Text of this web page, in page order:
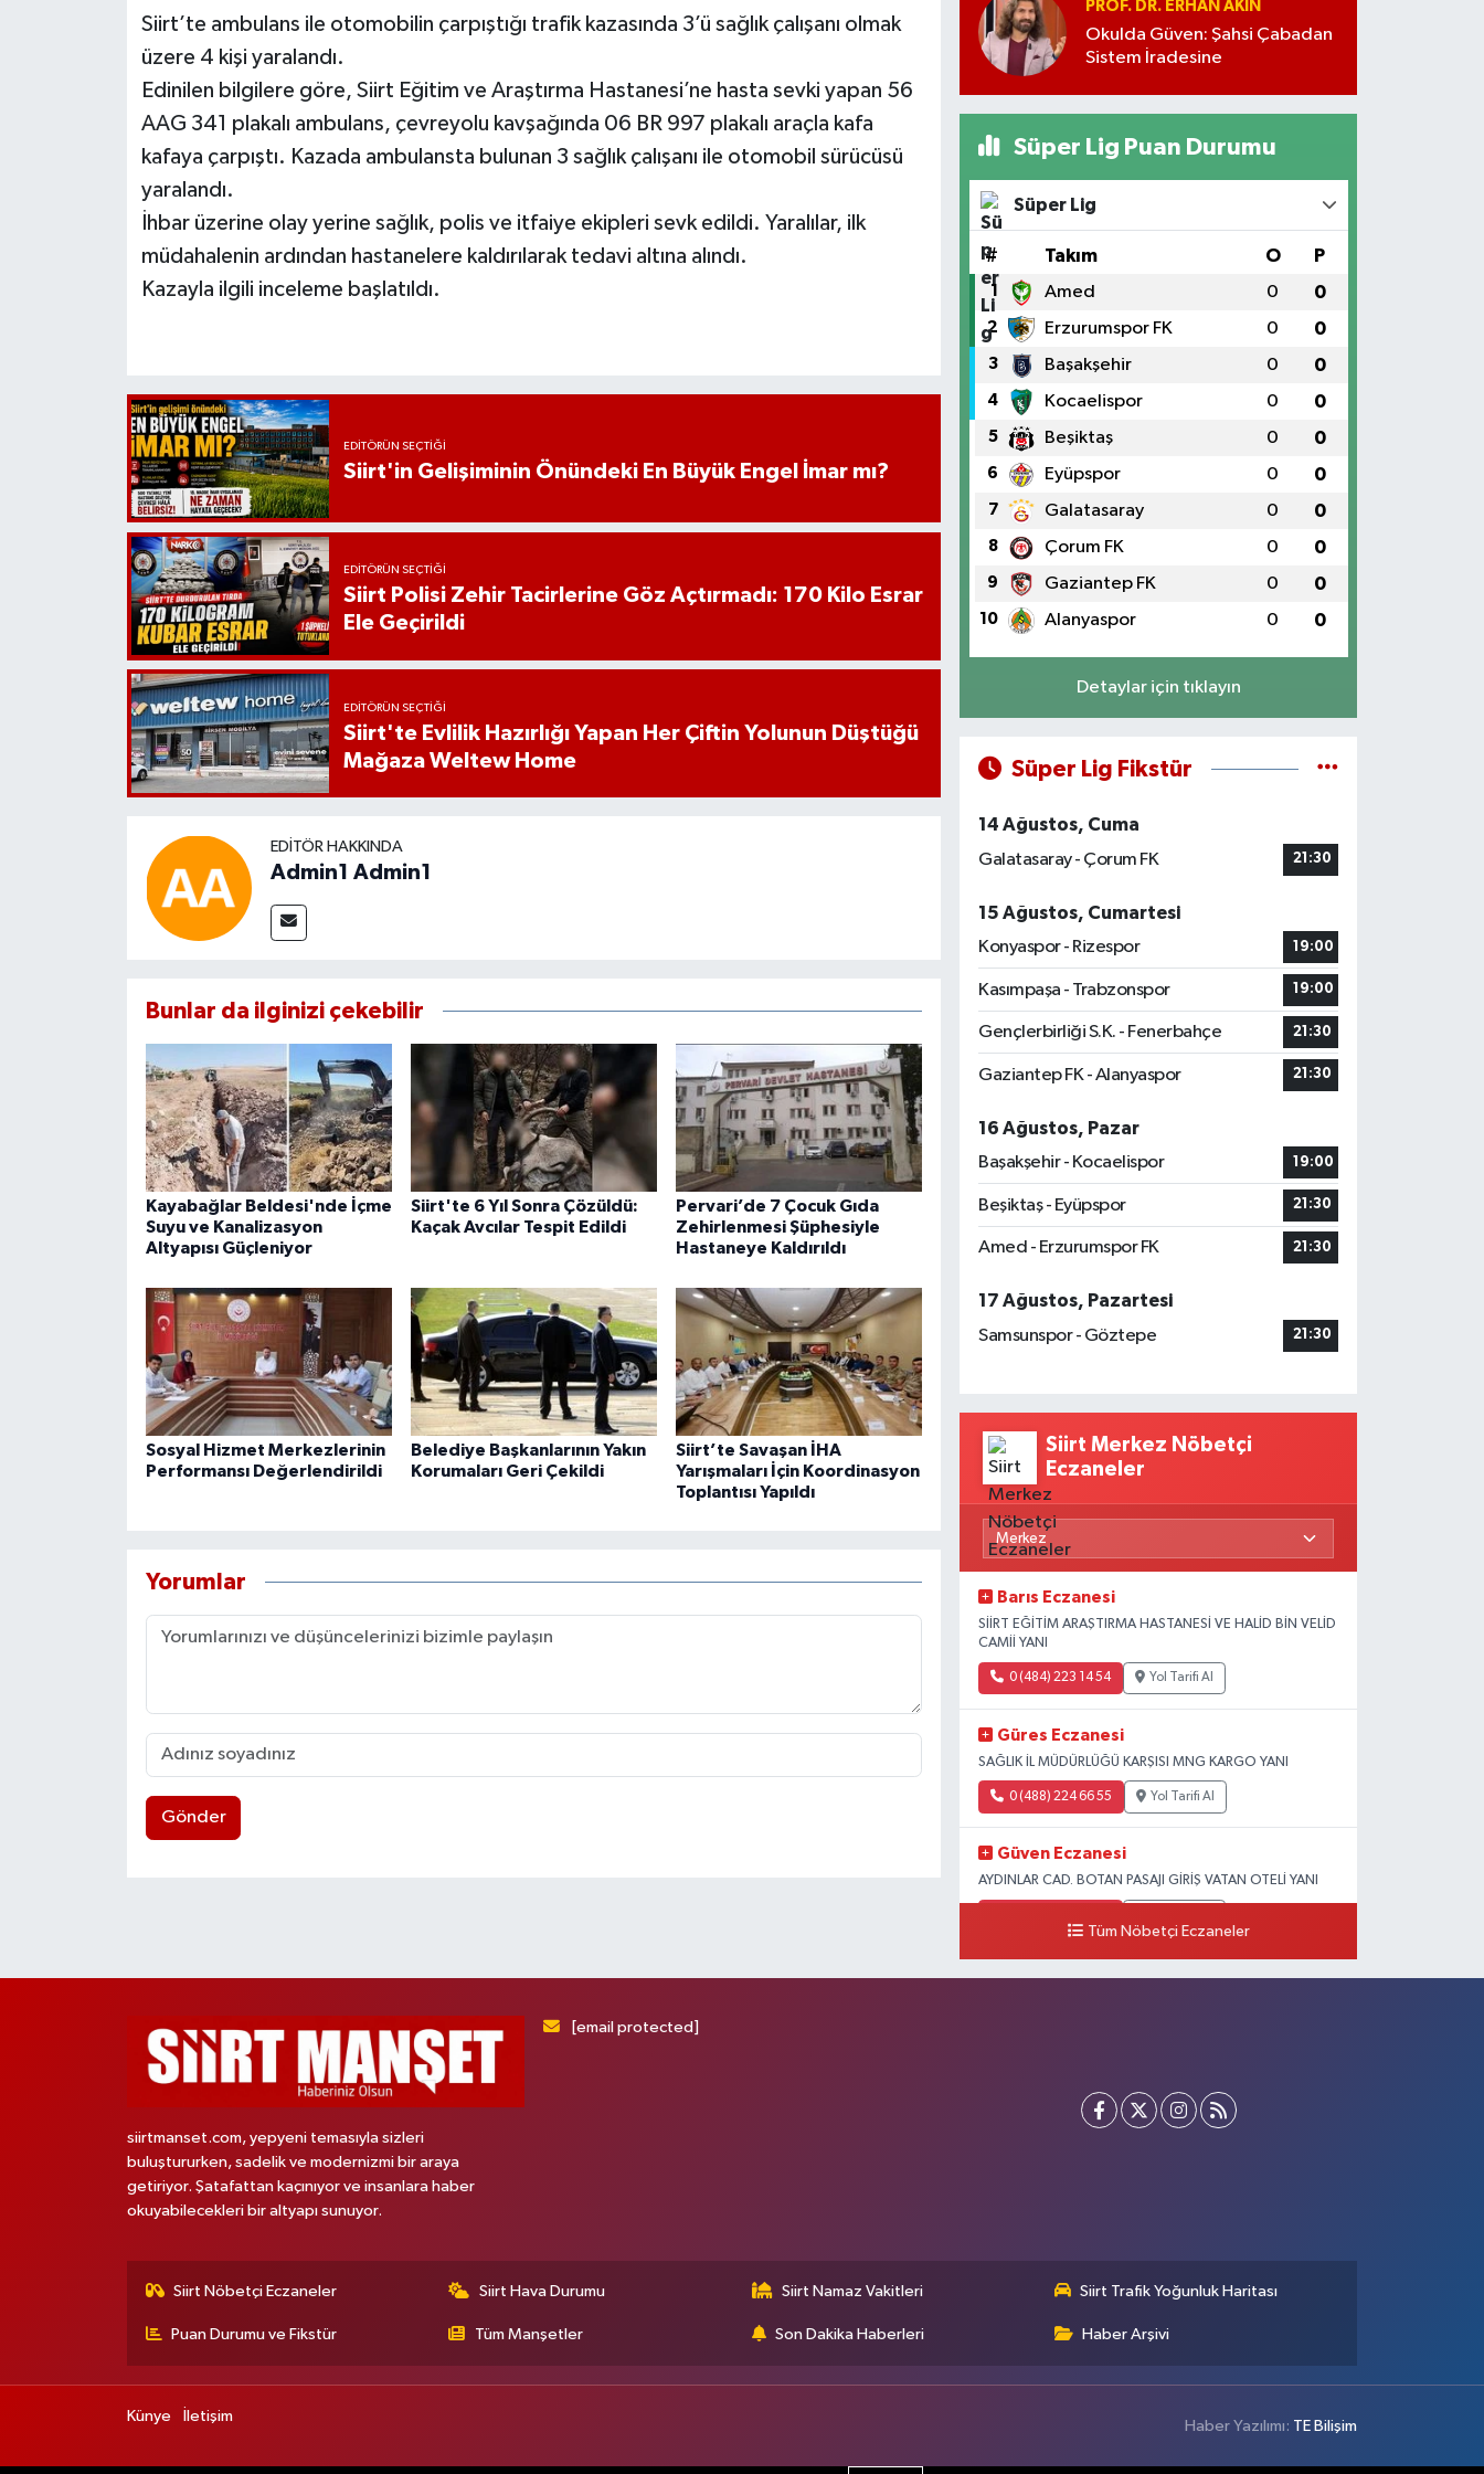
Siirt’te ambulans ile otomobilin çarpıştığı trafik kazasında 3’ü sağlık çalışanı olmak
üzere 4 kişi yaralandı.
Edinilen bilgilere göre, Siirt Eğitim ve Araştırma Hastanesi’ne hasta sevki yapan 56
AAG 341 plakalı ambulans, çevreyolu kavşağında 06 BR 997 plakalı araçla kafa
kafaya çarpıştı. Kazada ambulansta bulunan 3 sağlık çalışanı ile otomobil sürücüsü
yaralandı.
İhbar üzerine olay yerine sağlık, polis ve itfaiye ekipleri sevk edildi. Yaralılar, ilk
müdahalenin ardından hastanelere kaldırılarak tedavi altına alındı.
Kazayla ilgili inceleme başlatıldı.
EDITÖRÜN SEÇTIĞI
Siirt'in Gelişiminin Önündeki En Büyük Engel İmar mı?
EDITÖRÜN SEÇTIĞI
Siirt Polisi Zehir Tacirlerine Göz Açtırmadı: 170 Kilo Esrar
Ele Geçirildi
EDITÖRÜN SEÇTIĞI
Siirt'te Evlilik Hazırlığı Yapan Her Çiftin Yolunun Düştüğü
Mağaza Weltew Home
EDITÖR HAKKINDA
Admin1 Admin1
Bunlar da ilginizi çekebilir
Kayabağlar Beldesi'nde İçme
Suyu ve Kanalizasyon
Altyapısı Güçleniyor
Siirt'te 6 Yıl Sonra Çözüldü:
Kaçak Avcılar Tespit Edildi
Pervari’de 7 Çocuk Gıda
Zehirlenmesi Şüphesiyle
Hastaneye Kaldırıldı
Sosyal Hizmet Merkezlerinin
Performansı Değerlendirildi
Belediye Başkanlarının Yakın
Korumaları Geri Çekildi
Siirt’te Savaşan İHA
Yarışmaları İçin Koordinasyon
Toplantısı Yapıldı
Yorumlar
Gönder
PROF. DR. ERHAN AKIN
Okulda Güven: Şahsi Çabadan
Sistem İradesine
Süper Lig Puan Durumu
Süper Lig
# Takım O P
1 Amed 0 0
2 Erzurumspor FK 0 0
3 Başakşehir 0 0
4 Kocaelispor 0 0
5 Beşiktaş 0 0
6 Eyüpspor 0 0
7 Galatasaray 0 0
8 Çorum FK 0 0
9 Gaziantep FK 0 0
10 Alanyaspor 0 0
Detaylar için tıklayın
Süper Lig Fikstür
14 Ağustos, Cuma
Galatasaray - Çorum FK
21:30
15 Ağustos, Cumartesi
Konyaspor - Rizespor
19:00
Kasımpaşa - Trabzonspor 19:00
Gençlerbirliği S.K. - Fenerbahçe 21:30
Gaziantep FK - Alanyaspor 21:30
16 Ağustos, Pazar
Başakşehir - Kocaelispor
19:00
Beşiktaş - Eyüpspor 21:30
Amed - Erzurumspor FK 21:30
17 Ağustos, Pazartesi
Samsunspor - Göztepe
21:30
Siirt Merkez Nöbetçi
Eczaneler
Barıs Eczanesi
SİİRT EĞİTİM ARAŞTIRMA HASTANESİ VE HALİD BİN VELİD
CAMİİ YANI
0 (484) 223 14 54 Yol Tarifi Al
Güres Eczanesi
SAĞLIK İL MÜDÜRLÜĞÜ KARŞISI MNG KARGO YANI
0 (488) 224 66 55 Yol Tarifi Al
Güven Eczanesi
AYDINLAR CAD. BOTAN PASAJI GİRİŞ VATAN OTELİ YANI
Tüm Nöbetçi Eczaneler
siirtmanset.com, yepyeni temasıyla sizleri
buluştururken, sadelik ve modernizmi bir araya
getiriyor. Şatafattan kaçınıyor ve insanlara haber
okuyabilecekleri bir altyapı sunuyor.
[email protected]
Siirt Nöbetçi Eczaneler Siirt Hava Durumu Siirt Namaz Vakitleri Siirt Trafik Yoğunluk Haritası
Puan Durumu ve Fikstür Tüm Manşetler Son Dakika Haberleri Haber Arşivi
Künye İletişim
Haber Yazılımı: TE Bilişim